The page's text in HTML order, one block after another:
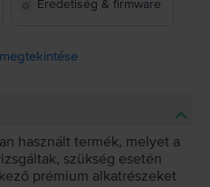
Eredetiség & firmware
használt termék, melyet a
szükség esetén
prémium alkatrészeket